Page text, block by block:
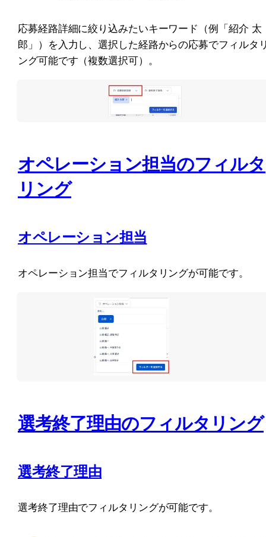
応募経路詳細に絞り込みたいキーワード（例「紹介 太
郎」）を入力し、選択した経路からの応募でフィルタ
ング可能です（複数選択可）。
オペレーション担当のフィルタ
リング
オペレーション担当
オペレーション担当でフィルタリングが可能です。
選考終了理由のフィルタリング
選考終了理由
選考終了理由でフィルタリングが可能です。